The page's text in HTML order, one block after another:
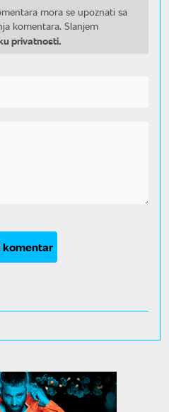
mora se upoznati sa
komentara. Slanjem
privatnosti.
komentar